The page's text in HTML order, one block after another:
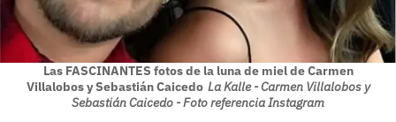
Las FASCINANTES fotos de la luna de miel de Carmen
Villalobos y Sebastián Caicedo La Kalle - Carmen Villalobos y
Sebastián Caicedo - Foto referencia Instagram